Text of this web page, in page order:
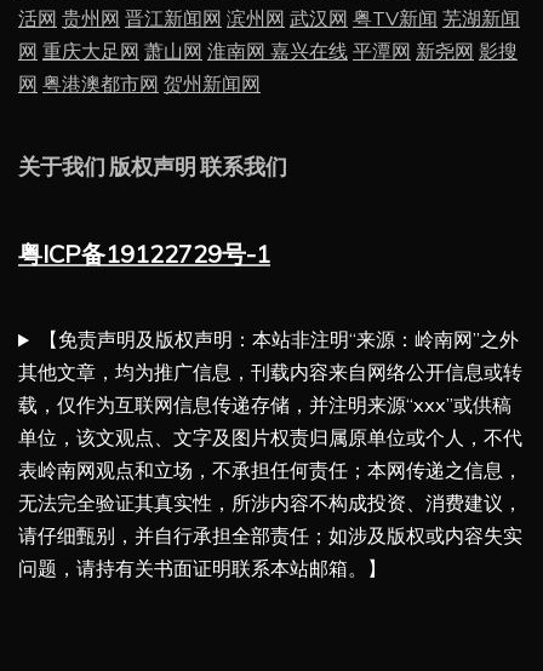
活网 贵州网 晋江新闻网 滨州网 武汉网 粤TV新闻 芜湖新闻
网 重庆大足网 萧山网 淮南网 嘉兴在线 平潭网 新尧网 影搜
网 粤港澳都市网 贺州新闻网
关于我们 版权声明 联系我们
粤ICP备19122729号-1
【免责声明及版权声明：本站非注明“来源：岭南网”之外
其他文章，均为推广信息，刊载内容来自网络公开信息或转
载，仅作为互联网信息传递存储，并注明来源“xxx”或供稿
单位，该文观点、文字及图片权责归属原单位或个人，不代
表岭南网观点和立场，不承担任何责任；本网传递之信息，
无法完全验证其真实性，所涉内容不构成投资、消费建议，
请仔细甄别，并自行承担全部责任；如涉及版权或内容失实
问题，请持有关书面证明联系本站邮箱。】